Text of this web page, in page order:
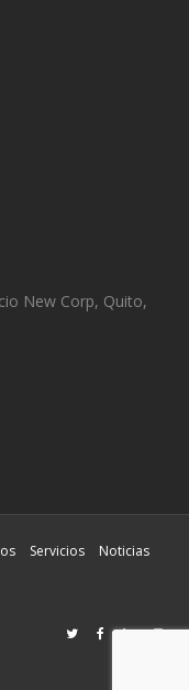
New Corp, Quito,
Servicios
Noticias